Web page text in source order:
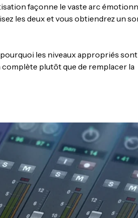
façonne le vaste arc
les deux et vous obtiendrez un
les niveaux appropriés sont
plutôt que de remplacer la